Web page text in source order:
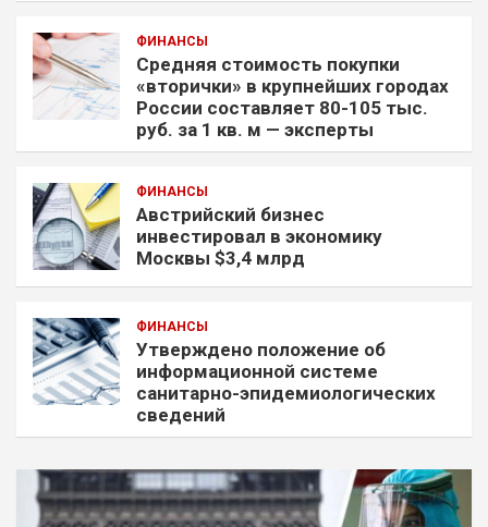
ФИНАНСЫ
Средняя стоимость покупки
«вторички» в крупнейших городах
России составляет 80-105 тыс.
руб. за 1 кв. м — эксперты
ФИНАНСЫ
Австрийский бизнес
инвестировал в экономику
Москвы $3,4 млрд
ФИНАНСЫ
Утверждено положение об
информационной системе
санитарно-эпидемиологических
сведений